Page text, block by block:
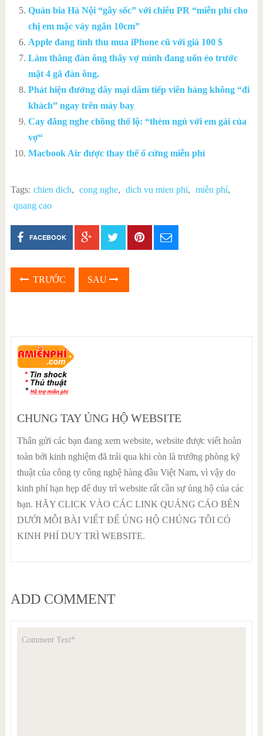
Quán bia Hà Nội “gây sốc” với chiêu PR “miễn phí cho
chị em mặc váy ngắn 10cm”
Apple đang tính thu mua iPhone cũ với giá 100 $
Làm thằng đàn ông thấy vợ mình đang uốn éo trước
mặt 4 gã đàn ông.
Phát hiện đường dây mại dâm tiếp viên hàng không “đi
khách” ngay trên máy bay
Cay đắng nghe chồng thổ lộ: “thèm ngủ với em gái của
vợ“
Macbook Air được thay thế ổ cứng miễn phí
Tags: chien dich, cong nghe, dich vu mien phi, miễn phí,
quang cao
FACEBOOK
TRƯỚC SAU
CHUNG TAY ỦNG HỘ WEBSITE
Thân gửi các bạn đang xem website, website được viết hoàn
toàn bởi kinh nghiệm đã trải qua khi còn là trưởng phòng kỹ
thuật của công ty công nghệ hàng đầu Việt Nam, vì vậy do
kinh phí hạn hẹp để duy trì website rất cần sự ủng hộ của các
bạn. HÃY CLICK VÀO CÁC LINK QUẢNG CÁO BÊN
DƯỚI MỖI BÀI VIẾT ĐỂ ỦNG HỘ CHÚNG TÔI CÓ
KINH PHÍ DUY TRÌ WEBSITE.
ADD COMMENT